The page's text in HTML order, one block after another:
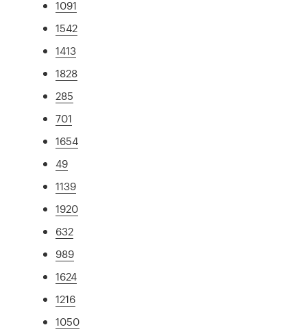
1091
1542
1413
1828
285
701
1654
49
1139
1920
632
989
1624
1216
1050